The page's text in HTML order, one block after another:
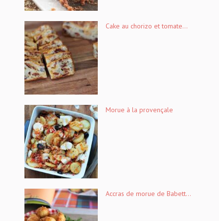
Cake au chorizo et tomate...
Morue à la provençale
Accras de morue de Babett...